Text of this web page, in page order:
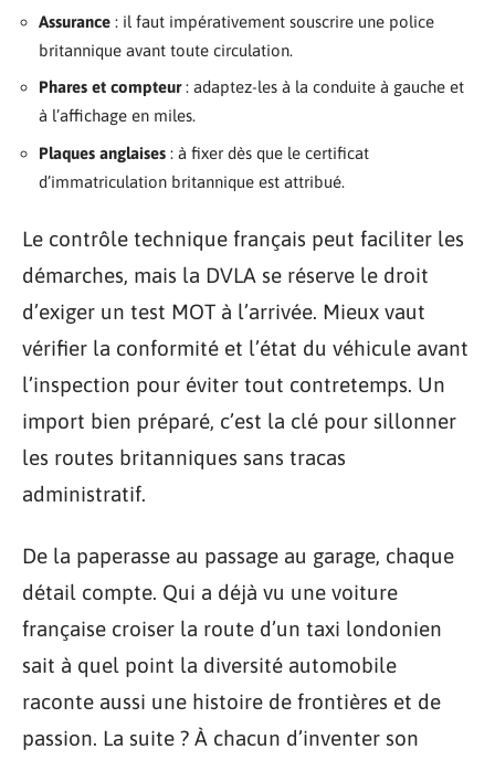
Assurance : il faut impérativement souscrire une police
britannique avant toute circulation.
Phares et compteur: adaptez-les à la conduite à gauche et
à l’affichage en miles.
Plaques anglaises : à fixer dès que le certificat
d’immatriculation britannique est attribué.
Le contrôle technique français peut faciliter les
démarches, mais la DVLA se réserve le droit
d’exiger un test MOT à l’arrivée. Mieux vaut
vérifier la conformité et l’état du véhicule avant
l’inspection pour éviter tout contretemps. Un
import bien préparé, c’est la clé pour sillonner
les routes britanniques sans tracas
administratif.
De la paperasse au passage au garage, chaque
détail compte. Qui a déjà vu une voiture
française croiser la route d’un taxi londonien
sait à quel point la diversité automobile
raconte aussi une histoire de frontières et de
passion. La suite ? À chacun d’inventer son